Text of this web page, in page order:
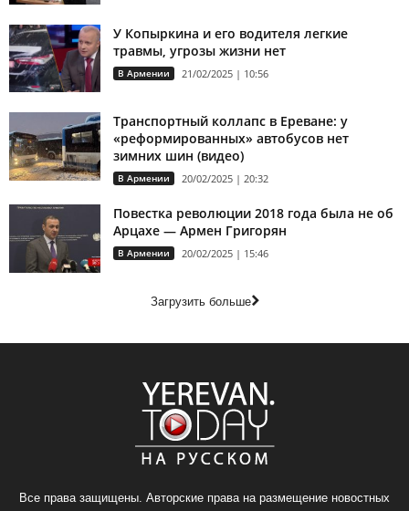
У Копыркина и его водителя легкие
травмы, угрозы жизни нет
В Армении 21/02/2025 | 10:56
Транспортный коллапс в Ереване: у
«реформированных» автобусов нет
зимних шин (видео)
В Армении 20/02/2025 | 20:32
Повестка революции 2018 года была не об
Арцахе — Армен Григорян
В Армении 20/02/2025 | 15:46
Загрузить больше
Все права защищены. Авторские права на размещение новостных